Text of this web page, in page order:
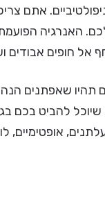
אתם
האנרגיה
חופים אבודים
שאפתנים
להביט בכם
אופטימיים,